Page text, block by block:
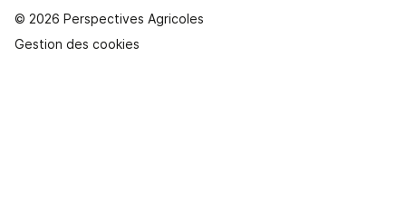
© 2026 Perspectives Agricoles
Gestion des cookies